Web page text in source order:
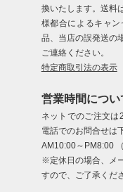
換いたします。送料
様都合によるキャ
品、当店の誤発送の
ご連絡ください。
特定商取引法の表示
営業時間につい
ネットでのご注文は
電話でのお問合せは
AM10:00～PM8:00
※定休日の場合、メ
すので、ご了承くだ